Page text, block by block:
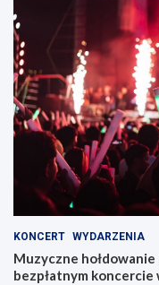
KONCERT WYDARZENIA
Muzyczne hołdowanie
bezpłatnym koncercie